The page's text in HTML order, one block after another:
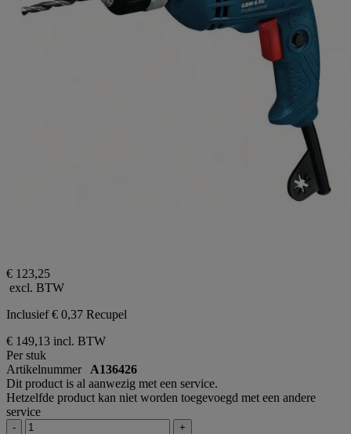
€ 123,25
excl. BTW
Inclusief € 0,37 Recupel
€ 149,13 incl. BTW
Per stuk
Artikelnummer A136426
Dit product is al aanwezig met een service.
Hetzelfde product kan niet worden toegevoegd met een andere
service
- +